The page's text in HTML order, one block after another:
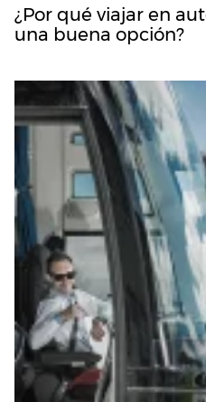
¿Por qué viajar en
una buena opción?